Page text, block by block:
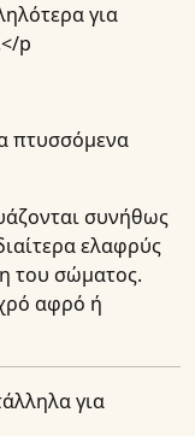
για
p
πτυσσόμενα
συνήθως
ελαφρύς
του σώματος.
αφρό ή
για